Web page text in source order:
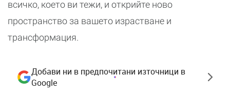
всичко, което ви тежи, и открийте ново
пространство за вашето израстване и
трансформация.
Добави ни в предпочитани източници в
Google